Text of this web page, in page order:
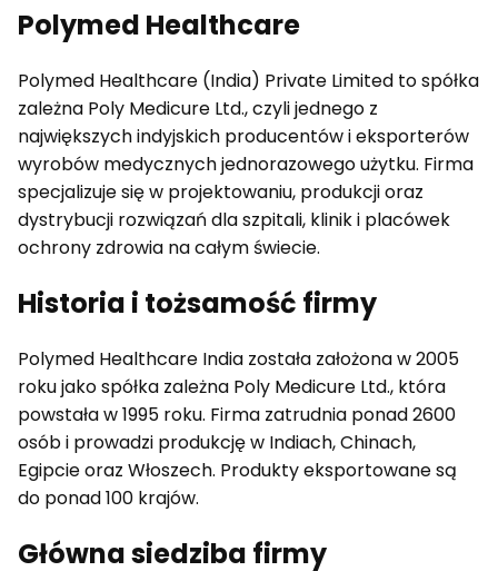
Polymed Healthcare
Polymed Healthcare (India) Private Limited to spółka
zależna Poly Medicure Ltd., czyli jednego z
największych indyjskich producentów i eksporterów
wyrobów medycznych jednorazowego użytku. Firma
specjalizuje się w projektowaniu, produkcji oraz
dystrybucji rozwiązań dla szpitali, klinik i placówek
ochrony zdrowia na całym świecie.
Historia i tożsamość firmy
Polymed Healthcare India została założona w 2005
roku jako spółka zależna Poly Medicure Ltd., która
powstała w 1995 roku. Firma zatrudnia ponad 2600
osób i prowadzi produkcję w Indiach, Chinach,
Egipcie oraz Włoszech. Produkty eksportowane są
do ponad 100 krajów.
Główna siedziba firmy